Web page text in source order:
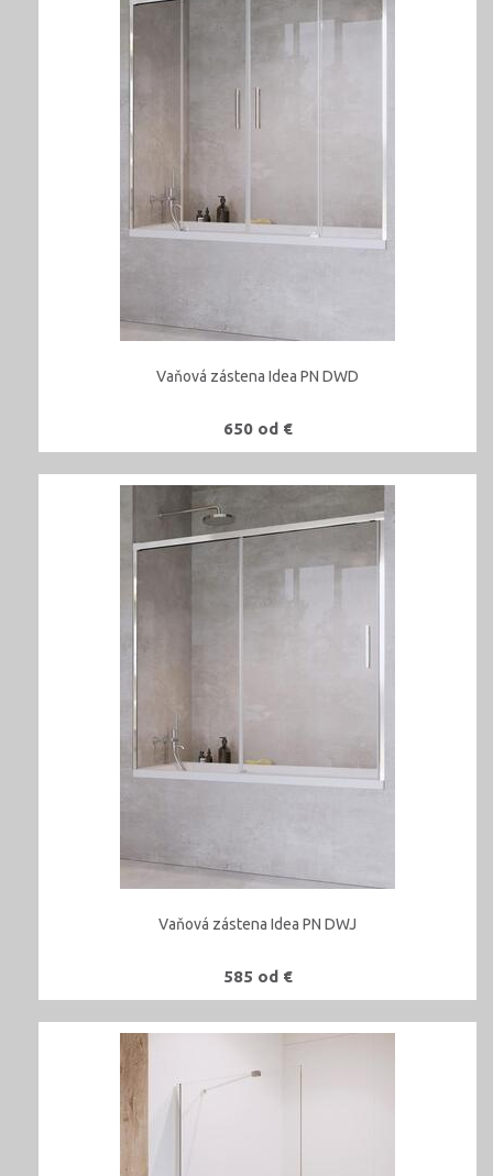
Vaňová zástena Idea PN DWD
650 od €
Vaňová zástena Idea PN DWJ
585 od €